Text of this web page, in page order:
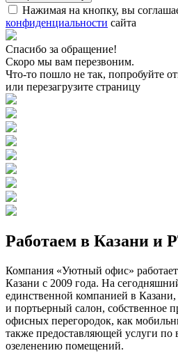
Нажимая на кнопку, вы
конфиденциальности сайта
Спасибо за обращение!
Скоро мы вам перезвоним.
Что-то пошло не так, попробуйте
или перезагрузите страницу
Работаем в Казани и
Компания «Уютный офис»
Казани с 2009 года. На
единственной компанией в
и портьерный салон, собственное
офисных перегородок, как
также предоставляющей услуги по
озеленению помещений.